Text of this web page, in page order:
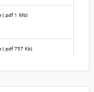
7
de
la
6
Archivo
la
aclaración
(.pdf 1 Mb)
Archivo
la
Nº
(.pdf 757 Kb)